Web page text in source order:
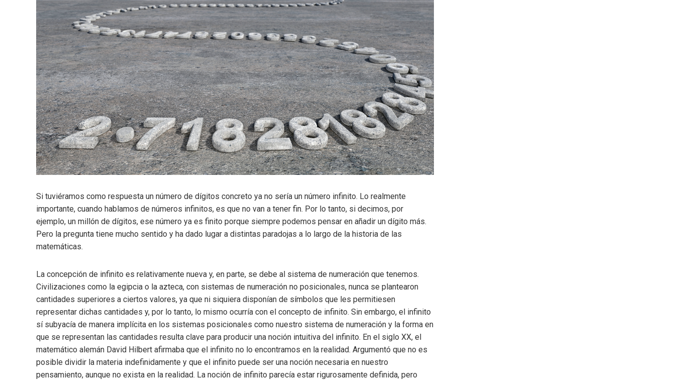
Si tuviéramos como respuesta un número de dígitos concreto ya no sería un número infinito. Lo realmente
importante, cuando hablamos de números infinitos, es que no van a tener fin. Por lo tanto, si decimos, por
ejemplo, un millón de dígitos, ese número ya es finito porque siempre podemos pensar en añadir un dígito más.
Pero la pregunta tiene mucho sentido y ha dado lugar a distintas paradojas a lo largo de la historia de las
matemáticas.
La concepción de infinito es relativamente nueva y, en parte, se debe al sistema de numeración que tenemos.
Civilizaciones como la egipcia o la azteca, con sistemas de numeración no posicionales, nunca se plantearon
cantidades superiores a ciertos valores, ya que ni siquiera disponían de símbolos que les permitiesen
representar dichas cantidades y, por lo tanto, lo mismo ocurría con el concepto de infinito. Sin embargo, el infinito
sí subyacía de manera implícita en los sistemas posicionales como nuestro sistema de numeración y la forma en
que se representan las cantidades resulta clave para producir una noción intuitiva del infinito. En el siglo XX, el
matemático alemán David Hilbert afirmaba que el infinito no lo encontramos en la realidad. Argumentó que no es
posible dividir la materia indefinidamente y que el infinito puede ser una noción necesaria en nuestro
pensamiento, aunque no exista en la realidad. La noción de infinito parecía estar rigurosamente definida, pero